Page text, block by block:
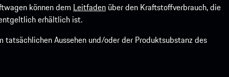
können dem Leitfaden über den Kraftstoffverbrauch, die
erhältlich ist.
Aussehen und/oder der Produktsubstanz des